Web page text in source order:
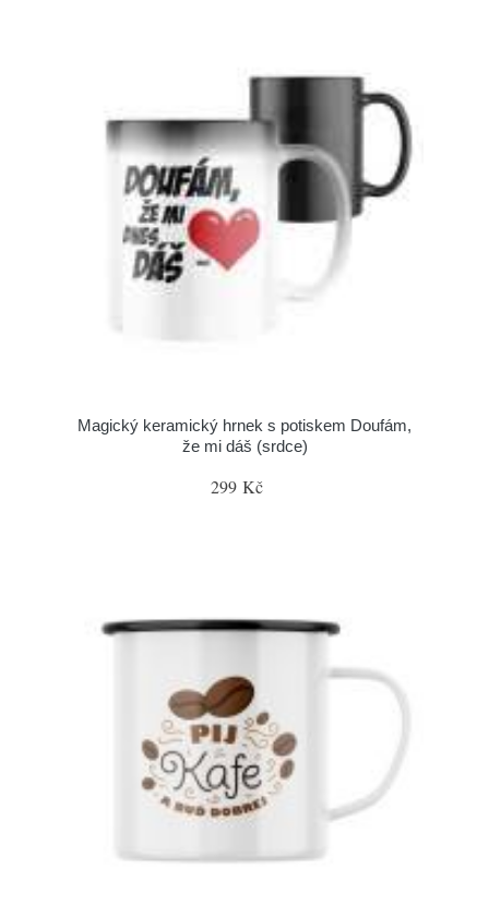
Magický keramický hrnek s potiskem Doufám,
že mi dáš (srdce)
299 Kč